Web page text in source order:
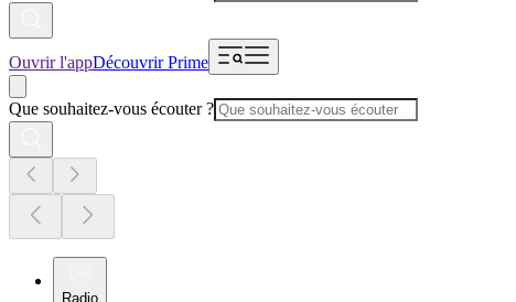
Ouvrir l'appDécouvrir Prime
Que souhaitez-vous écouter ?
Radio